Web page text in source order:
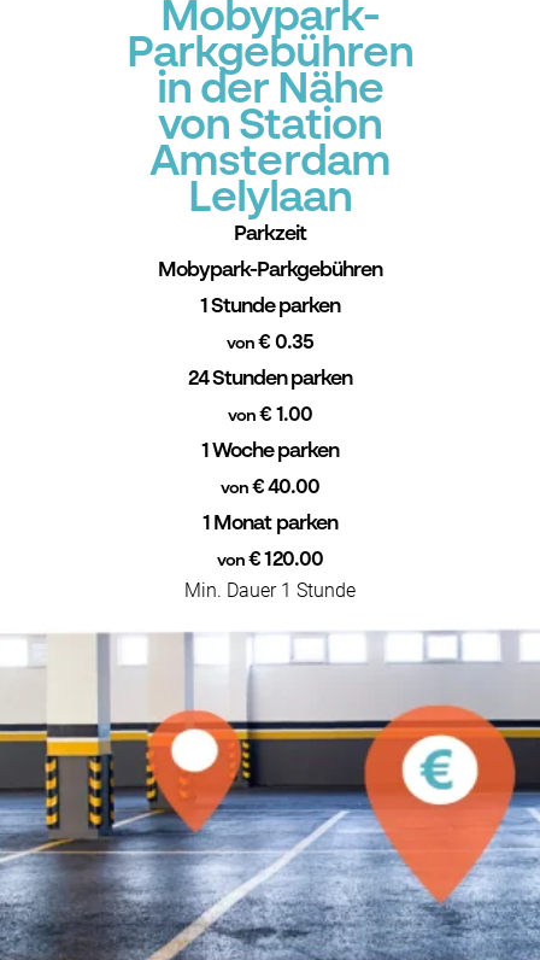
Mobypark-
Parkgebühren
in der Nähe
von Station
Amsterdam
Lelylaan
Parkzeit
Mobypark-Parkgebühren
1 Stunde parken
von € 0.35
24 Stunden parken
von € 1.00
1 Woche parken
von€ 40.00
1 Monat parken
von € 120.00
Min. Dauer 1 Stunde